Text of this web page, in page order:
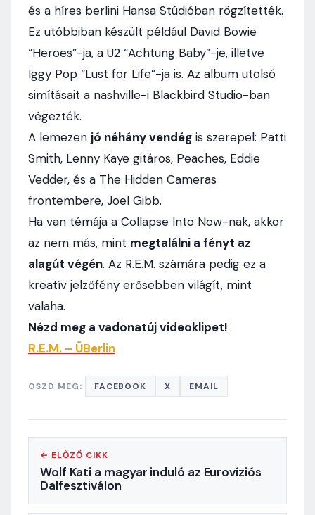
és a híres berlini Hansa Stúdióban rögzítették.
Ez utóbbiban készült például David Bowie
“Heroes”-ja, a U2 “Achtung Baby”-je, illetve
Iggy Pop “Lust for Life”-ja is. Az album utolsó
simításait a nashville-i Blackbird Studio-ban
végezték.
A lemezen jó néhány vendég is szerepel: Patti
Smith, Lenny Kaye gitáros, Peaches, Eddie
Vedder, és a The Hidden Cameras
frontembere, Joel Gibb.
Ha van témája a Collapse Into Now-nak, akkor
az nem más, mint megtalálni a fényt az
alagút végén. Az R.E.M. számára pedig ez a
kreatív jelzőfény erősebben világít, mint
valaha.
Nézd meg a vadonatúj videoklipet!
R.E.M. – ÜBerlin
OSZD MEG: FACEBOOK X EMAIL
← ELŐZŐ CIKK
Wolf Kati a magyar induló az Eurovíziós
Dalfesztiválon